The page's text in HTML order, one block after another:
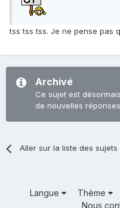
tss tss tss. Je ne pense pas
Archivé
Ce sujet est
de nouvelles
Aller sur la liste des sujets
Langue Thème
Nous